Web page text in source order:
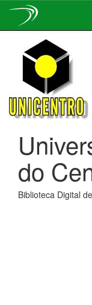
navigation
do
Biblioteca Digital